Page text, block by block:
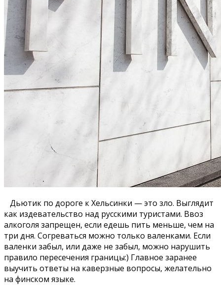
Дьютик по дороге к Хельсинки — это зло. Выглядит
как издевательство над русскими туристами. Ввоз
алкоголя запрещен, если едешь пить меньше, чем на
три дня. Согреваться можно только валенками. Если
валенки забыл, или даже не забыл, можно нарушить
правило пересечения границы:) Главное заранее
выучить ответы на каверзные вопросы, желательно
на финском языке.